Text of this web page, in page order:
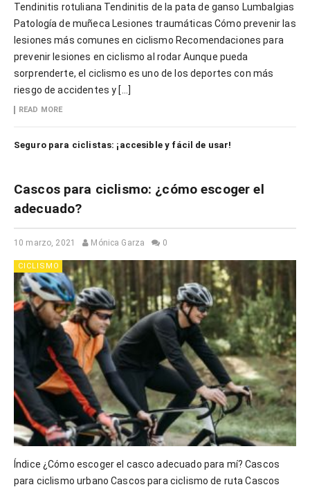
Tendinitis rotuliana Tendinitis de la pata de ganso Lumbalgias
Patología de muñeca Lesiones traumáticas Cómo prevenir las
lesiones más comunes en ciclismo Recomendaciones para
prevenir lesiones en ciclismo al rodar Aunque pueda
sorprenderte, el ciclismo es uno de los deportes con más
riesgo de accidentes y […]
READ MORE
Seguro para ciclistas: ¡accesible y fácil de usar!
Cascos para ciclismo: ¿cómo escoger el
adecuado?
10 marzo, 2021 Mónica Garza 0
CICLISMO
Índice ¿Cómo escoger el casco adecuado para mí? Cascos
para ciclismo urbano Cascos para ciclismo de ruta Cascos